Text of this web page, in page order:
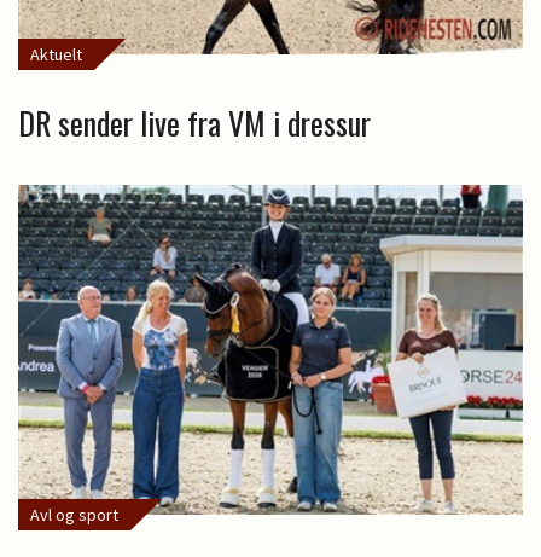
Aktuelt
DR sender live fra VM i dressur
Avl og sport